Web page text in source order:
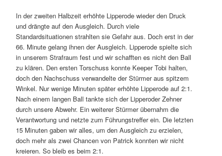
In der zweiten Halbzeit erhöhte Lipperode wieder den Druck
und drängte auf den Ausgleich. Durch viele
Standardsituationen strahlten sie Gefahr aus. Doch erst in der
66. Minute gelang ihnen der Ausgleich. Lipperode spielte sich
in unserem Strafraum fest und wir schafften es nicht den Ball
zu klären. Den ersten Torschuss konnte Keeper Tobi halten,
doch den Nachschuss verwandelte der Stürmer aus spitzem
Winkel. Nur wenige Minuten später erhöhte Lipperode auf 2:1.
Nach einem langen Ball tankte sich der Lipperoder Zehner
durch unsere Abwehr. Ein weiterer Stürmer übernahm die
Verantwortung und netzte zum Führungstreffer ein. Die letzten
15 Minuten gaben wir alles, um den Ausgleich zu erzielen,
doch mehr als zwei Chancen von Patrick konnten wir nicht
kreieren. So bleib es beim 2:1.